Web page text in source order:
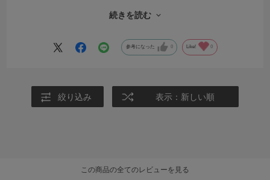
続きを読む
参考になった 0 Like! 0
絞り込み 表示：新しい順
この商品の全てのレビューを見る